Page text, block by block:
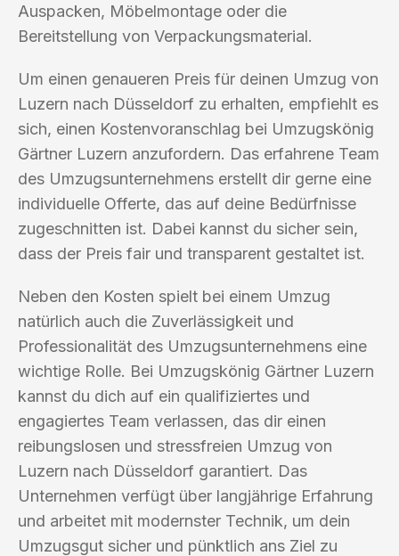
Auspacken, Möbelmontage oder die
Bereitstellung von Verpackungsmaterial.
Um einen genaueren Preis für deinen Umzug von
Luzern nach Düsseldorf zu erhalten, empfiehlt es
sich, einen Kostenvoranschlag bei Umzugskönig
Gärtner Luzern anzufordern. Das erfahrene Team
des Umzugsunternehmens erstellt dir gerne eine
individuelle Offerte, das auf deine Bedürfnisse
zugeschnitten ist. Dabei kannst du sicher sein,
dass der Preis fair und transparent gestaltet ist.
Neben den Kosten spielt bei einem Umzug
natürlich auch die Zuverlässigkeit und
Professionalität des Umzugsunternehmens eine
wichtige Rolle. Bei Umzugskönig Gärtner Luzern
kannst du dich auf ein qualifiziertes und
engagiertes Team verlassen, das dir einen
reibungslosen und stressfreien Umzug von
Luzern nach Düsseldorf garantiert. Das
Unternehmen verfügt über langjährige Erfahrung
und arbeitet mit modernster Technik, um dein
Umzugsgut sicher und pünktlich ans Ziel zu